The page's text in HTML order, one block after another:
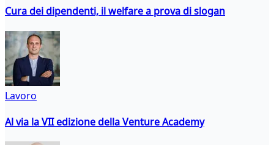
Cura dei dipendenti, il welfare a prova di slogan
Lavoro
Al via la VII edizione della Venture Academy